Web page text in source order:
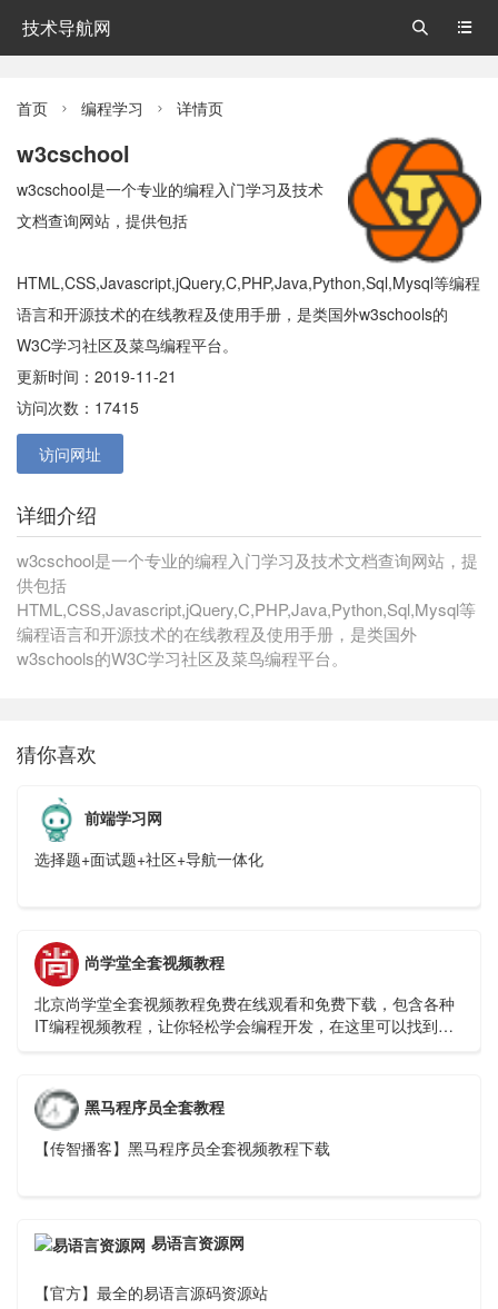
技术导航网 

首页  编程学习  详情页
w3cschool
w3cschool是一个专业的编程入门学习及技术
文档查询网站，提供包括
HTML,CSS,Javascript,jQuery,C,PHP,Java,Python,Sql,Mysql等编程
语言和开源技术的在线教程及使用手册，是类国外w3schools的
W3C学习社区及菜鸟编程平台。
更新时间：2019-11-21
访问次数：17415
访问网址
详细介绍
w3cschool是一个专业的编程入门学习及技术文档查询网站，提
供包括
HTML,CSS,Javascript,jQuery,C,PHP,Java,Python,Sql,Mysql等
编程语言和开源技术的在线教程及使用手册，是类国外
w3schools的W3C学习社区及菜鸟编程平台。
猜你喜欢
前端学习网
选择题+面试题+社区+导航一体化
尚学堂全套视频教程
北京尚学堂全套视频教程免费在线观看和免费下载，包含各种
IT编程视频教程，让你轻松学会编程开发，在这里可以找到你
黑马程序员全套教程
【传智播客】黑马程序员全套视频教程下载
易语言资源网
【官方】最全的易语言源码资源站